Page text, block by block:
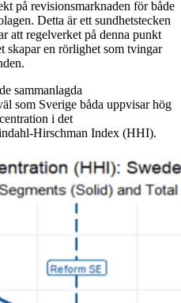
på revisionsmarknaden för både
Detta är ett sundhetstecken
att regelverket på denna punkt
skapar en rörlighet som tvingar
sammanlagda
som Sverige båda uppvisar hög
i det
Hirschman Index (HHI).